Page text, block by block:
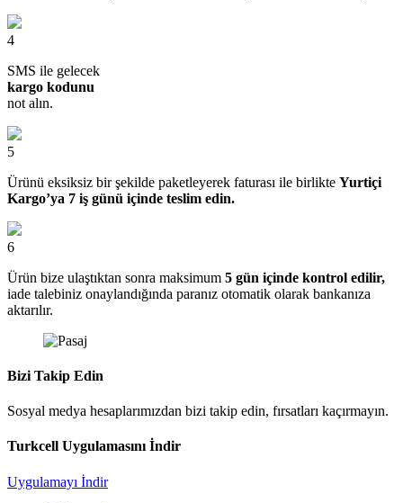
4
SMS ile gelecek
kargo kodunu
not alın.
5
Ürünü eksiksiz bir şekilde paketleyerek faturası ile birlikte Yurtiçi
Kargo’ya 7 iş günü içinde teslim edin.
6
Ürün bize ulaştıktan sonra maksimum 5 gün içinde kontrol edilir,
iade talebiniz onaylandığında paranız otomatik olarak bankanıza
aktarılır.
Bizi Takip Edin
Sosyal medya hesaplarımızdan bizi takip edin, fırsatları kaçırmayın.
Turkcell Uygulamasını İndir
Uygulamayı İndir